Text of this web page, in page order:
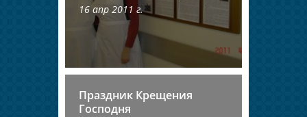
16 апр 2011 г.
Праздник Крещения
Господня